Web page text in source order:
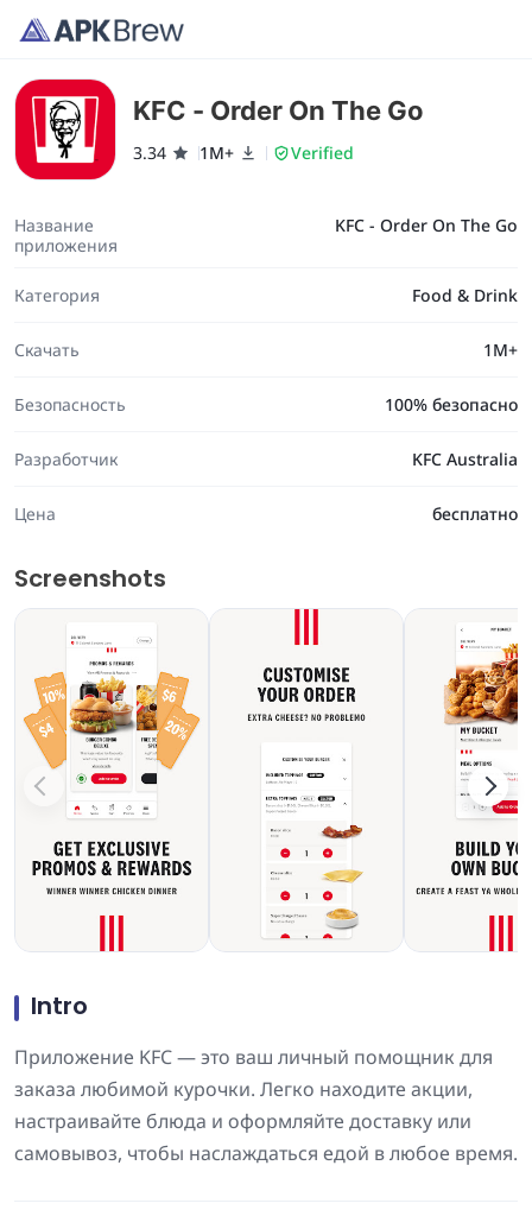
KFC - Order On The Go
3.34 1M+ Verified
Название
приложения
KFC - Order On The Go
Категория Food & Drink
Скачать 1M+
Безопасность 100% безопасно
Разработчик KFC Australia
Цена бесплатно
Screenshots
Intro
Приложение KFC — это ваш личный помощник для
заказа любимой курочки. Легко находите акции,
настраивайте блюда и оформляйте доставку или
самовывоз, чтобы наслаждаться едой в любое время.